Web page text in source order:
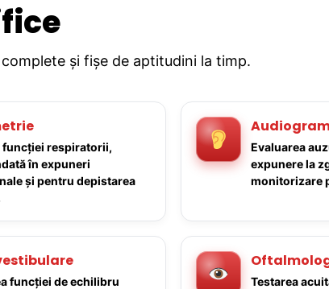
și fișe de aptitudini la timp.
funcției respiratorii,
în expuneri
și pentru depistarea
Evaluarea
expunere la
monitorizare
funcției de echilibru
Testarea